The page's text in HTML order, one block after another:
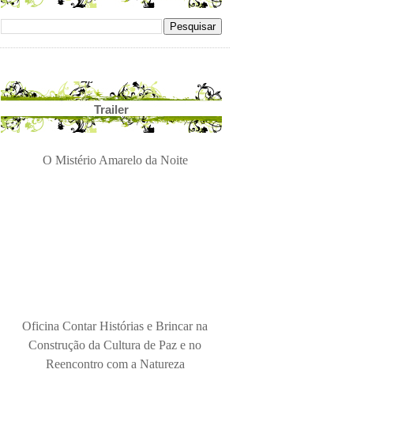
Trailer
O Mistério Amarelo da Noite
Oficina Contar Histórias e Brincar na
Construção da Cultura de Paz e no
Reencontro com a Natureza